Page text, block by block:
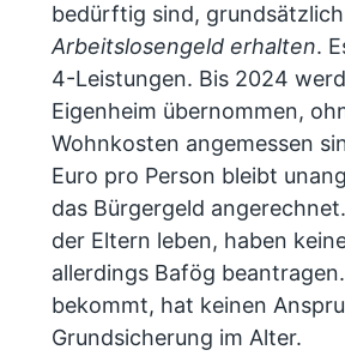
bedürftig sind,
Arbeitslosengeld erhalten.
4-Leistungen. Bis 2024
Eigenheim übernommen,
Wohnkosten angemessen
Euro pro Person bleibt
das Bürgergeld
der Eltern leben, haben
allerdings Bafög
bekommt, hat keinen
Grundsicherung im Alter.